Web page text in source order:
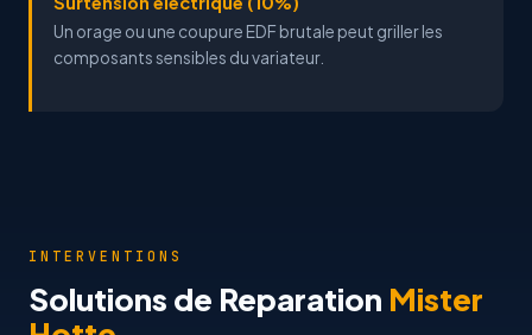
Un orage ou une coupure EDF brutale peut griller les
composants sensibles du variateur.
INTERVENTIONS
Solutions de Reparation Mister